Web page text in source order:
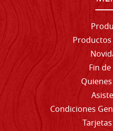
Fin
Condiciones